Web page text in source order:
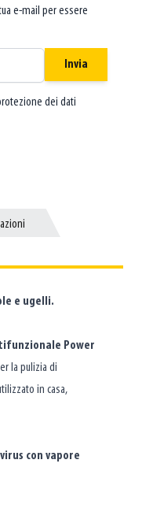
e-mail per essere
Invia
dei dati
e ugelli.
Power
la pulizia di
in casa,
con vapore